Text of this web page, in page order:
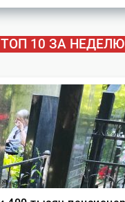
ТОП 10 ЗА НЕДЕЛЮ